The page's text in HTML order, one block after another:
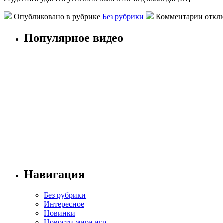
Опубликовано в рубрике Без рубрики Комментарии
Популярное видео
Навигация
Без рубрики
Интересное
Новинки